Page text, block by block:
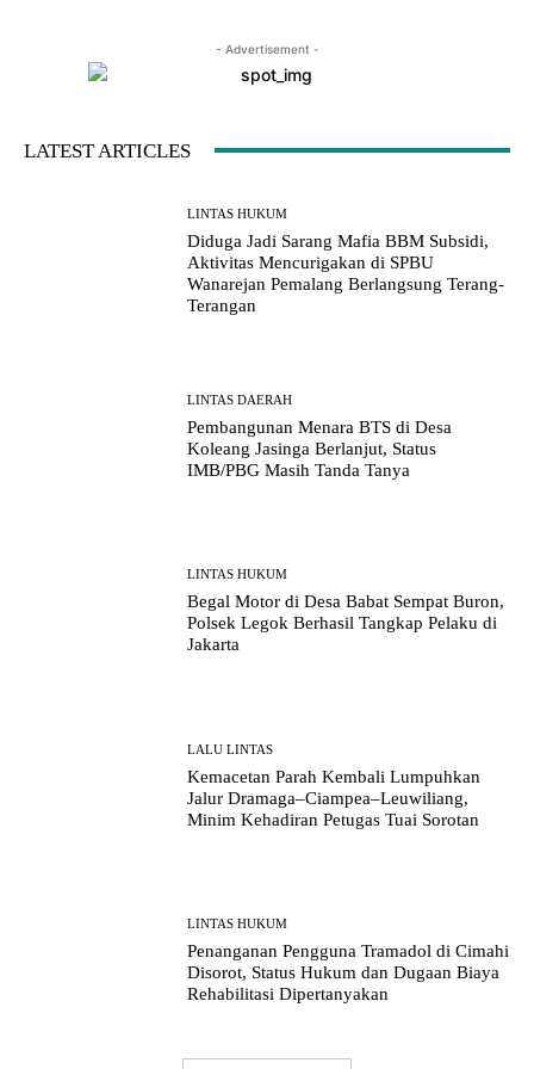
- Advertisement -
LATEST ARTICLES
LINTAS HUKUM
Diduga Jadi Sarang Mafia BBM Subsidi,
Aktivitas Mencurigakan di SPBU
Wanarejan Pemalang Berlangsung Terang-
Terangan
LINTAS DAERAH
Pembangunan Menara BTS di Desa
Koleang Jasinga Berlanjut, Status
IMB/PBG Masih Tanda Tanya
LINTAS HUKUM
Begal Motor di Desa Babat Sempat Buron,
Polsek Legok Berhasil Tangkap Pelaku di
Jakarta
LALU LINTAS
Kemacetan Parah Kembali Lumpuhkan
Jalur Dramaga–Ciampea–Leuwiliang,
Minim Kehadiran Petugas Tuai Sorotan
LINTAS HUKUM
Penanganan Pengguna Tramadol di Cimahi
Disorot, Status Hukum dan Dugaan Biaya
Rehabilitasi Dipertanyakan